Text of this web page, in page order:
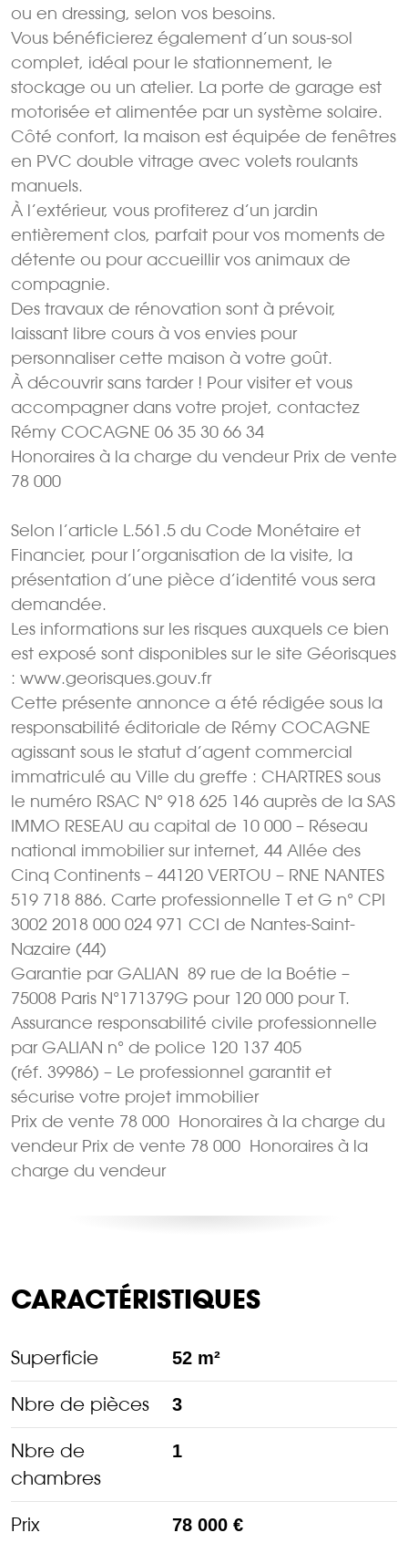
ou en dressing, selon vos besoins.
Vous bénéficierez également d’un sous-sol
complet, idéal pour le stationnement, le
stockage ou un atelier. La porte de garage est
motorisée et alimentée par un système solaire.
Côté confort, la maison est équipée de fenêtres
en PVC double vitrage avec volets roulants
manuels.
À l’extérieur, vous profiterez d’un jardin
entièrement clos, parfait pour vos moments de
détente ou pour accueillir vos animaux de
compagnie.
Des travaux de rénovation sont à prévoir,
laissant libre cours à vos envies pour
personnaliser cette maison à votre goût.
À découvrir sans tarder ! Pour visiter et vous
accompagner dans votre projet, contactez
Rémy COCAGNE 06 35 30 66 34
Honoraires à la charge du vendeur Prix de vente
78 000
Selon l’article L.561.5 du Code Monétaire et
Financier, pour l’organisation de la visite, la
présentation d’une pièce d’identité vous sera
demandée.
Les informations sur les risques auxquels ce bien
est exposé sont disponibles sur le site Géorisques
: www.georisques.gouv.fr
Cette présente annonce a été rédigée sous la
responsabilité éditoriale de Rémy COCAGNE
agissant sous le statut d’agent commercial
immatriculé au Ville du greffe : CHARTRES sous
le numéro RSAC N° 918 625 146 auprès de la SAS
IMMO RESEAU au capital de 10 000 – Réseau
national immobilier sur internet, 44 Allée des
Cinq Continents – 44120 VERTOU – RNE NANTES
519 718 886. Carte professionnelle T et G n° CPI
3002 2018 000 024 971 CCI de Nantes-Saint-
Nazaire (44)
Garantie par GALIAN  89 rue de la Boétie –
75008 Paris N°171379G pour 120 000 pour T.
Assurance responsabilité civile professionnelle
par GALIAN n° de police 120 137 405
(réf. 39986) – Le professionnel garantit et
sécurise votre projet immobilier
Prix de vente 78 000  Honoraires à la charge du
vendeur Prix de vente 78 000  Honoraires à la
charge du vendeur
CARACTÉRISTIQUES
Superficie 52 m²
Nbre de pièces 3
Nbre de
chambres
1
Prix 78 000 €